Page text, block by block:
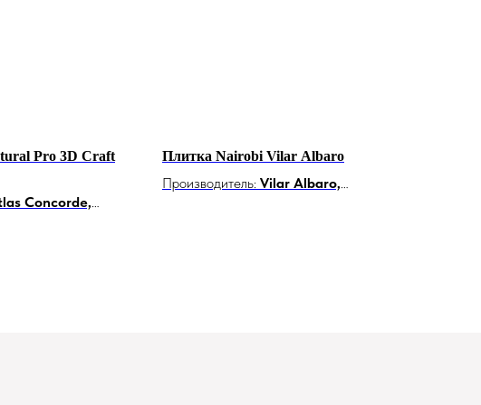
Pro 3D Craft
Concorde,
Плитка Nairobi Vilar Albaro
Производитель: Vilar Albaro,